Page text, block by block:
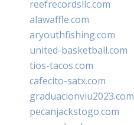
reefrecordsllc.com
alawaffle.com
aryouthfishing.com
united-basketball.com
tios-tacos.com
cafecito-satx.com
graduacionviu2023.com
pecanjackstogo.com